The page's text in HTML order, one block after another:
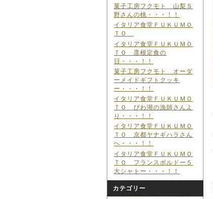
菓子工房フクモト 山梨Ｓ
野さんの桃・・・！！
イタリア食堂ＦＵＫＵＭＯ
ＴＯ
イタリア食堂ＦＵＫＵＭＯ
ＴＯ 彦根定食の
日・・・！！
菓子工房フクモト オーダ
ーメイドギフトクッキ
ー・・・！！
イタリア食堂ＦＵＫＵＭＯ
ＴＯ びわ湖の漁師さんよ
り・・・！！
イタリア食堂ＦＵＫＵＭＯ
ＴＯ 京都ヤナギハラさん
へ・・・！！
イタリア食堂ＦＵＫＵＭＯ
ＴＯ フランスボルドー５
大シャトー・・・！！
カテゴリー